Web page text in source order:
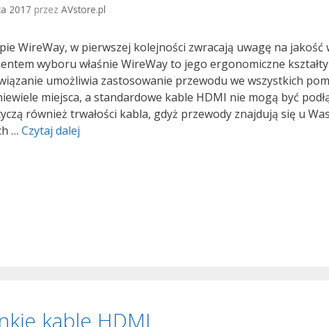
2017 przez AVstore.pl
WireWay, w pierwszej kolejności zwracają uwagę na jakość
wyboru właśnie WireWay to jego ergonomiczne
umożliwia zastosowanie przewodu we wszystkich
miejsca, a standardowe kable HDMI nie mogą być
również trwałości kabla, gdyż przewody znajdują się u
… Czytaj dalej
kable HDMI